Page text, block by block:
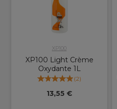
XP100
XP100 Light Crème
Oxydante 1L
(2)
13,55 €